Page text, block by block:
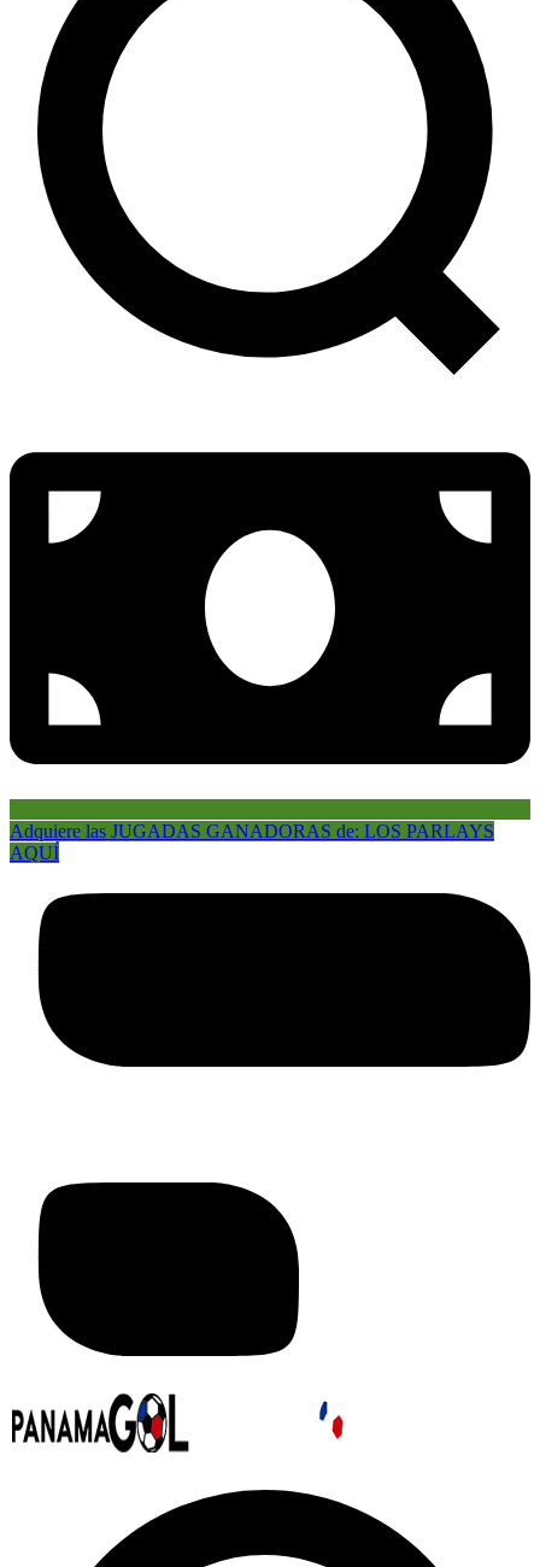
Adquiere las JUGADAS GANADORAS de: LOS PARLAYS
AQUÍ